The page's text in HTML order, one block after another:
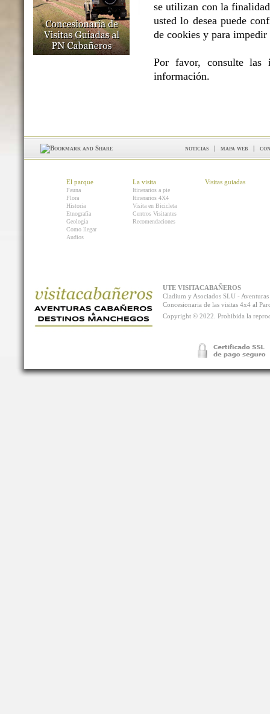
se utilizan con la
usted lo desea puede
de cookies y para
Por favor, consulte las
información.
noticias | mapa web |
El parque
Fauna
Flora
Historia
Etnografía
Geología
Como llegar
Audios
La visita
Itinerarios a pie
Itinerarios 4X4
Visita en Bicicleta
Centros Visitantes
Recomendaciones
Visitas guiadas
UTE VISITACABAÑEROS
Cladium y Asociados SLU -
Concesionaria de las visitas 4x4 al
Copyright © 2022. Prohibida la